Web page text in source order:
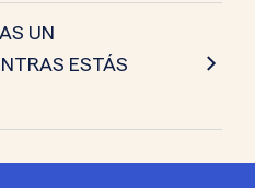
UN
ESTÁS